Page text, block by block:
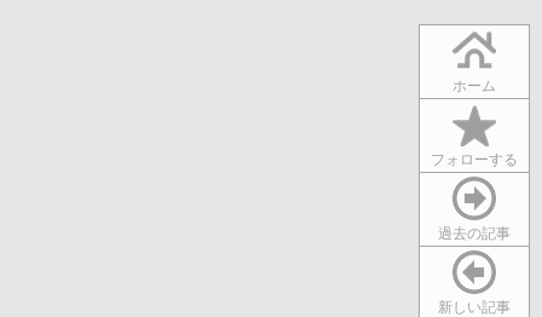
ホーム
フォローする
過去の記事
新しい記事